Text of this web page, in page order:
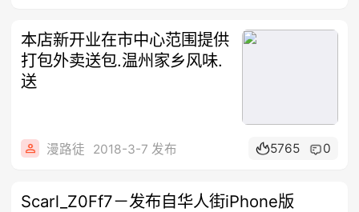
本店新开业在市中心范围提供
打包外卖送包.温州家乡风味.
送
漫路徒 2018-3-7 发布 5765 0
Scarl_Z0Ff7－发布自华人街iPhone版